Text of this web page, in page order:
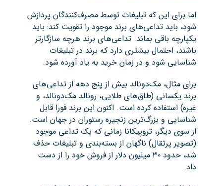
اما برای این که تبلیغات توسط مصرف‌کنندگان پردازش
شود، باید تداعی‌های برند موجود را تقویت کند: باید
یکپارچه باقی بماند. تداعی‌های برند هرچه سازگارتر
باشند، احتمال بیشتری دارد که برند در تبلیغات
شناسایی شود و در زمان خرید به یاد آورده شود.
برای مثال، مک‌دونالد بیش از پنج دهه از تداعی‌های
برند یکسانی (طاق‌های طلایی، رونالد مک‌دونالد، و
غیره) استفاده کرده است. اکنون این برند فورا قابل
شناسایی و بزرگ‌ترین زنجیره رستوران در جهان است.
از سوی دیگر، تروپیکانا زمانی که یک تداعی موجود
(تصویر پرتقال) ناگهان از بسته‌بندی و تبلیغات حذف
شد، حدود ۳۰ میلیون دلار از فروش خود را از دست
داد.